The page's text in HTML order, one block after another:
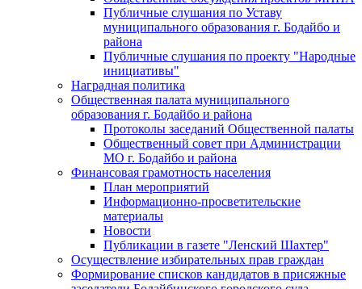
Публичные слушания по Уставу
муниципального образования г. Бодайбо и
района
Публичные слушания по проекту "Народные
инициативы"
Наградная политика
Общественная палата муниципального
образования г. Бодайбо и района
Протоколы заседаний Общественной палаты
Общественный совет при Администрации
МО г. Бодайбо и района
Финансовая грамотность населения
План мероприятий
Информационно-просветительские
материалы
Новости
Публикации в газете "Ленский Шахтер"
Осуществление избирательных прав граждан
Формирование списков кандидатов в присяжные